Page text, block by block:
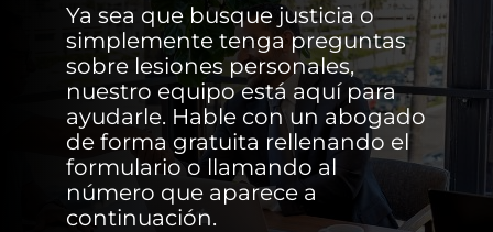
Ya sea que busque justicia o
simplemente tenga preguntas
sobre lesiones personales,
nuestro equipo está aquí para
ayudarle. Hable con un abogado
de forma gratuita rellenando el
formulario o llamando al
número que aparece a
continuación.